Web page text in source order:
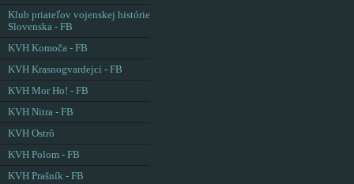
Klub priateľov vojenskej histórie
Slovenska - FB
KVH Komoča - FB
KVH Krasnogvardejci - FB
KVH Mor Ho! - FB
KVH Nitra - FB
KVH Ostrô
KVH Polom - FB
KVH Prašník - FB